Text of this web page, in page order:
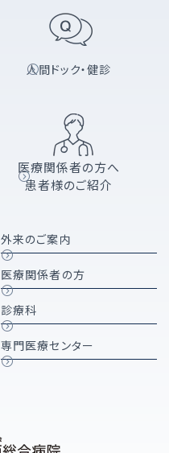
人間ドック・健診
医療関係者の方へ
患者様のご紹介
外来のご案内
医療関係者の方
診療科
専門医療センター